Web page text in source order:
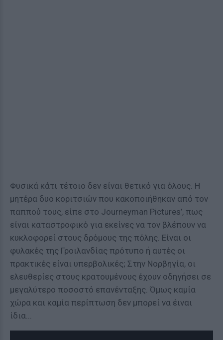
Φυσικά κάτι τέτοιο δεν είναι θετικό για όλους. Η
μητέρα δυο κοριτσιών που κακοποιήθηκαν από τον
παππού τους, είπε στο Journeyman Pictures’, πως
είναι καταστροφικό για εκείνες να τον βλέπουν να
κυκλοφορεί στους δρόμους της πόλης. Είναι οι
φυλακές της Γροιλανδίας πρότυπο ή αυτές οι
πρακτικές είναι υπερβολικές; Στην Νορβηγία, οι
ελευθερίες στους κρατουμένους έχουν οδηγήσει σε
μεγαλύτερο ποσοστό επανένταξης. Όμως καμία
χώρα και καμία περίπτωση δεν μπορεί να έιναι
ίδια...